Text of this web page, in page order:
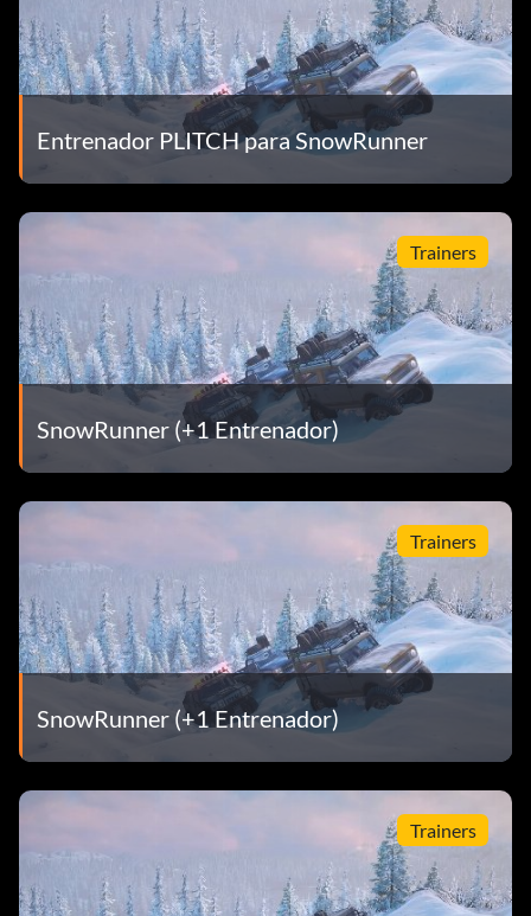
Entrenador PLITCH para SnowRunner
Trainers
SnowRunner (+1 Entrenador)
Trainers
SnowRunner (+1 Entrenador)
Trainers